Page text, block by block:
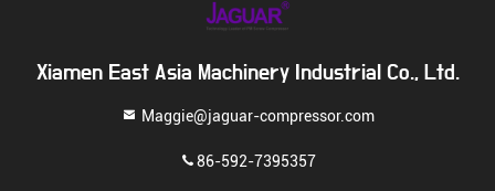
Xiamen East Asia Machinery Industrial Co., Ltd.
Maggie@jaguar-compressor.com
86-592-7395357